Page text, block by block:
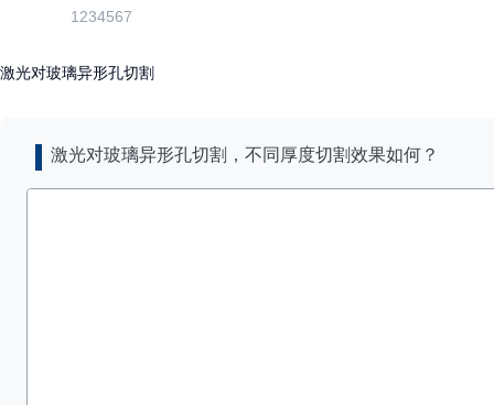
1234567
激光对玻璃异形孔切割
激光对玻璃异形孔切割，不同厚度切割效果如何？